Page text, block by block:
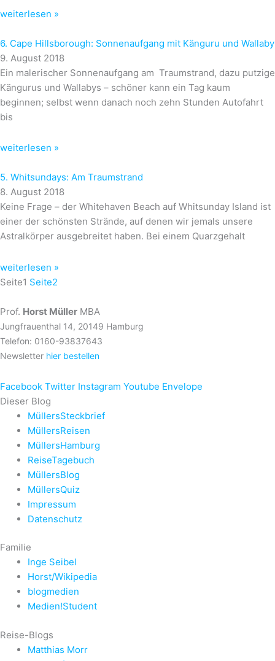
weiterlesen »
6. Cape Hillsborough: Sonnenaufgang mit Känguru und Wallaby
9. August 2018
Ein malerischer Sonnenaufgang am Traumstrand, dazu putzige
Kängurus und Wallabys – schöner kann ein Tag kaum
beginnen; selbst wenn danach noch zehn Stunden Autofahrt
bis
weiterlesen »
5. Whitsundays: Am Traumstrand
8. August 2018
Keine Frage – der Whitehaven Beach auf Whitsunday Island ist
einer der schönsten Strände, auf denen wir jemals unsere
Astralkörper ausgebreitet haben. Bei einem Quarzgehalt
weiterlesen »
Seite1 Seite2
Prof. Horst Müller MBA
Jungfrauenthal 14, 20149 Hamburg
Telefon: 0160-93837643
Newsletter hier bestellen
Facebook Twitter Instagram Youtube Envelope
Dieser Blog
MüllersSteckbrief
MüllersReisen
MüllersHamburg
ReiseTagebuch
MüllersBlog
MüllersQuiz
Impressum
Datenschutz
Familie
Inge Seibel
Horst/Wikipedia
blogmedien
Medien!Student
Reise-Blogs
Matthias Morr